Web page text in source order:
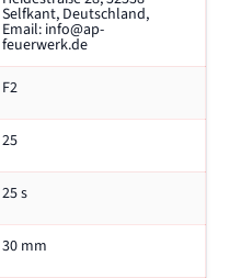
Selfkant, Deutschland,
Email: info@ap-
feuerwerk.de
F2
25
25 s
30 mm